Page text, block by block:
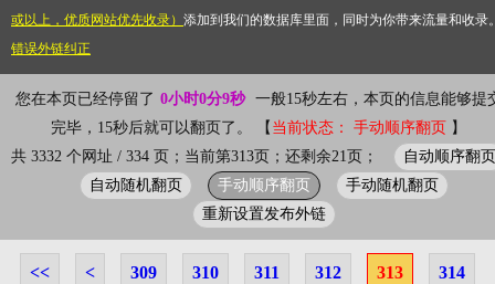
或以上，优质网站优先收录） 添加到我们的数据库里面，同时为你带来流量和收录
错误外链纠正
您在本页已经停留了 0小时0分10秒
一般15秒左右，本页的信息能够提
完毕，15秒后就可以翻页了。 【 当前状态： 手动顺序翻页 】
共 3332 个网址 / 334 页；当前第313页；还剩余21页；
自动顺序翻页
自动随机翻页
手动顺序翻页
手动随机翻页
重新设置发布外链
<< < 309 310 311 312 313 314